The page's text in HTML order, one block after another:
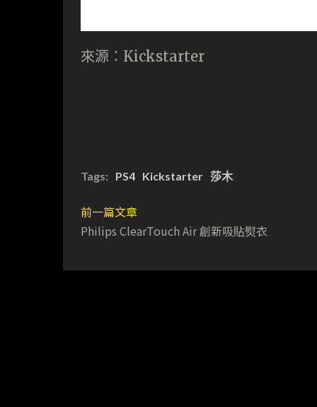
來源：Kickstarter
Tags: PS4 Kickstarter 莎木
前一篇文章
Philips ClearTouch Air 創新吸貼熨衣